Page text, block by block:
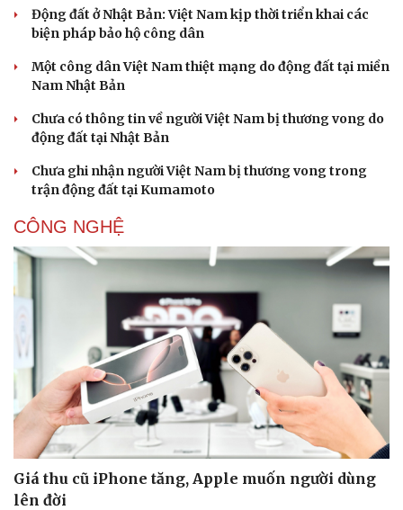
Động đất ở Nhật Bản: Việt Nam kịp thời triển khai các
biện pháp bảo hộ công dân
Một công dân Việt Nam thiệt mạng do động đất tại miền
Nam Nhật Bản
Chưa có thông tin về người Việt Nam bị thương vong do
động đất tại Nhật Bản
Chưa ghi nhận người Việt Nam bị thương vong trong
trận động đất tại Kumamoto
CÔNG NGHỆ
Giá thu cũ iPhone tăng, Apple muốn người dùng
lên đời